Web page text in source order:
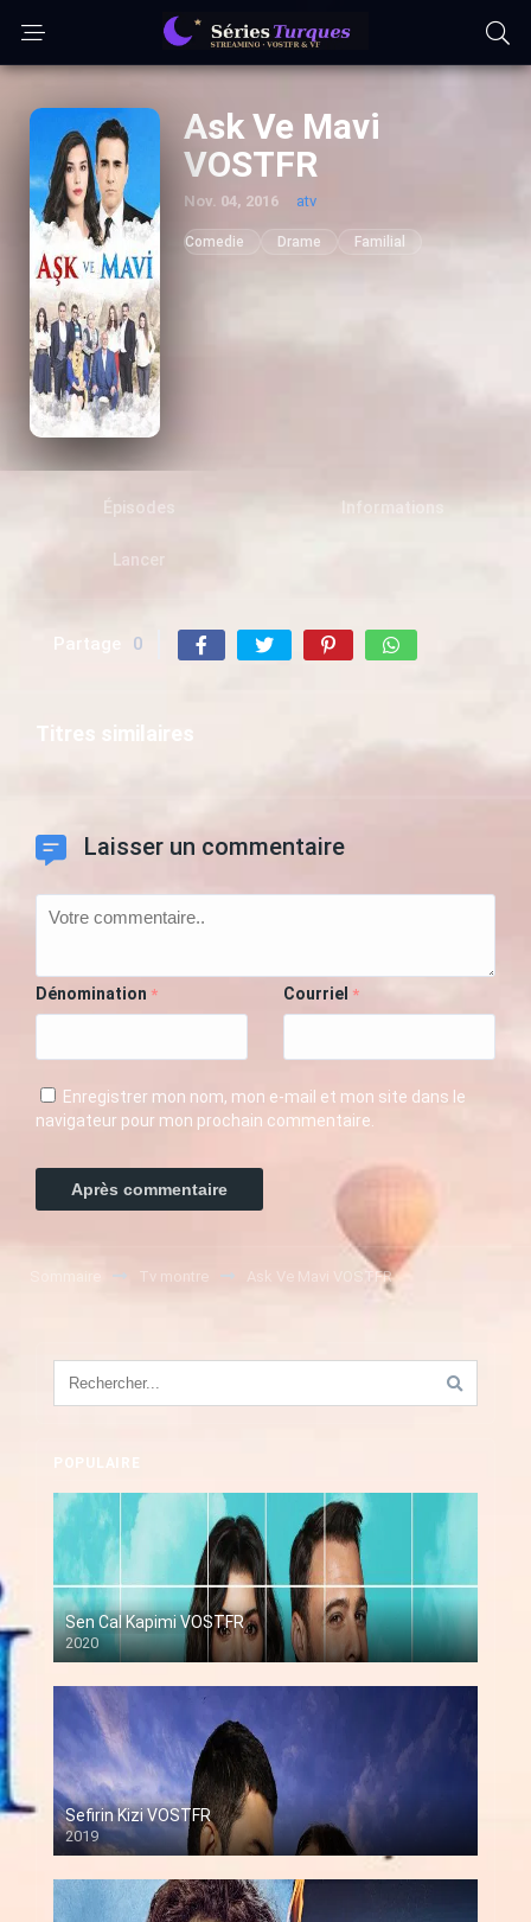
Ask Ve Mavi
VOSTFR
Nov. 04, 2016 atv
Comedie Drame Familial
Épisodes Informations
Lancer
Partage 0
Titres similaires
Laisser un commentaire
Dénomination * Courriel *
Enregistrer mon nom, mon e-mail et mon site dans le
navigateur pour mon prochain commentaire.
Sommaire Tv montre Ask Ve Mavi VOSTFR
POPULAIRE
Sen Cal Kapimi VOSTFR
2020
Sefirin Kizi VOSTFR
2019